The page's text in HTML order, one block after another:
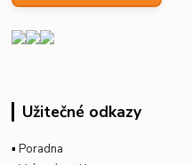
Užitečné odkazy
▪Poradna